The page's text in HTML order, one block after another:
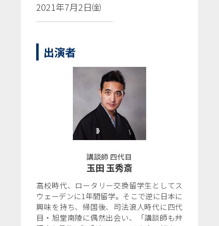
2021年7月2日㈮
出演者
講談師 四代目
玉田 玉秀斎
高校時代、ロータリー交換留学生としてス
ウェーデンに1年間留学。そこで逆に日本に
興味を持ち、帰国後、司法浪人時代に四代
目・旭堂南陵に偶然出会い、「講談師も弁